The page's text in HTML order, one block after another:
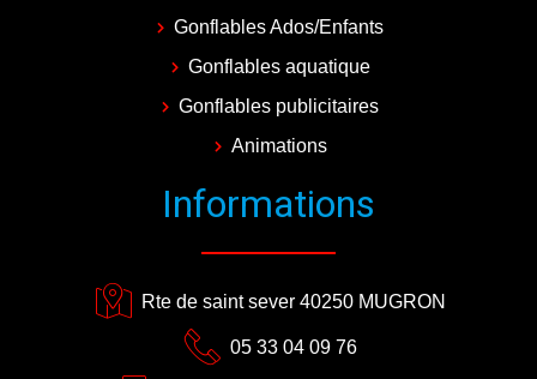
Gonflables Ados/Enfants
Gonflables aquatique
Gonflables publicitaires
Animations
Informations
Rte de saint sever 40250 MUGRON
05 33 04 09 76